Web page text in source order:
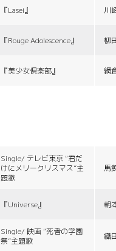
『Lasei』 川
『Rouge Adolescence』 柳
『美少女倶楽部』 網
Single/ テレビ東京 “君だ
けにメリークリスマス”主
題歌
馬
『Universe』 朝
Single/ 映画 “死者の学園
祭”主題歌
織